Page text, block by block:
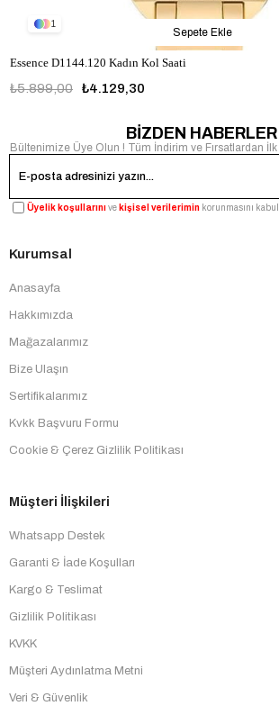
1
Essence D1144.120 Kadın Kol Saati
₺4.129,30
₺5.899,00
Sepete Ekle
BİZDEN HABERLER
Bültenimize Üye Olun ! Tüm İndirim ve Fırsatlardan
Üyelik koşullarınıve kişisel verilerimin korunmasını
Kurumsal
Anasayfa
Hakkımızda
Mağazalarımız
Bize Ulaşın
Sertifikalarımız
Kvkk Başvuru Formu
Cookie & Çerez Gizlilik Politikası
Müşteri İlişkileri
Whatsapp Destek
Garanti & İade Koşulları
Kargo & Teslimat
Gizlilik Politikası
KVKK
Müşteri Aydınlatma Metni
Veri & Güvenlik